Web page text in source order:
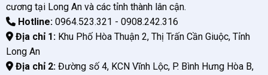
cương tại Long An và các tỉnh thành lân cận.
Hotline:0964.523.321 - 0908.242.316
Địa chỉ 1:Khu Phố Hòa Thuận 2, Thị Trấn Cần Giuộc, Tỉnh
Long An
Địa chỉ 2:Đường số 4, KCN Vĩnh Lộc, P. Bình Hưng Hòa B,